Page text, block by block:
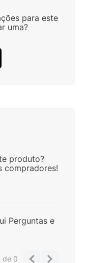
para este
uma?
produto?
compradores!
Perguntas e
de 0